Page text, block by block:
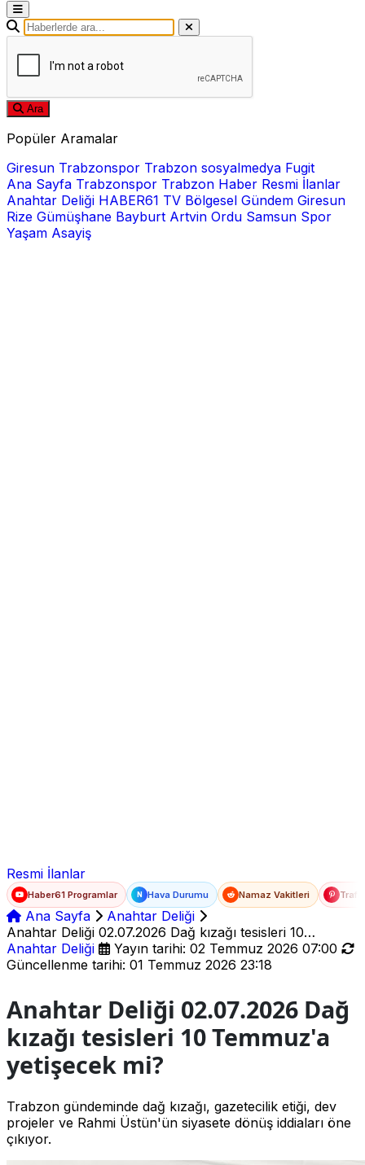
Ara
Popüler Aramalar
Giresun Trabzonspor Trabzon sosyalmedya Fugit
Ana Sayfa Trabzonspor Trabzon Haber Resmi İlanlar
Anahtar Deliği HABER61 TV Bölgesel Gündem Giresun
Rize Gümüşhane Bayburt Artvin Ordu Samsun Spor
Yaşam Asayiş
Resmi İlanlar
Haber61 Programlar N Hava Durumu Namaz Vakitleri
Ana Sayfa
Anahtar Deliği
Anahtar Deliği 02.07.2026 Dağ kızağı tesisleri 10
Temmuz'a yetişecek mi?
Anahtar Deliği
Yayın tarihi: 02 Temmuz 2026 07:00
Güncellenme tarihi: 01 Temmuz 2026 23:18
Anahtar Deliği 02.07.2026 Dağ
kızağı tesisleri 10 Temmuz'a
yetişecek mi?
Trabzon gündeminde dağ kızağı, gazetecilik etiği, dev
projeler ve Rahmi Üstün'ün siyasete dönüş iddiaları öne
çıkıyor.